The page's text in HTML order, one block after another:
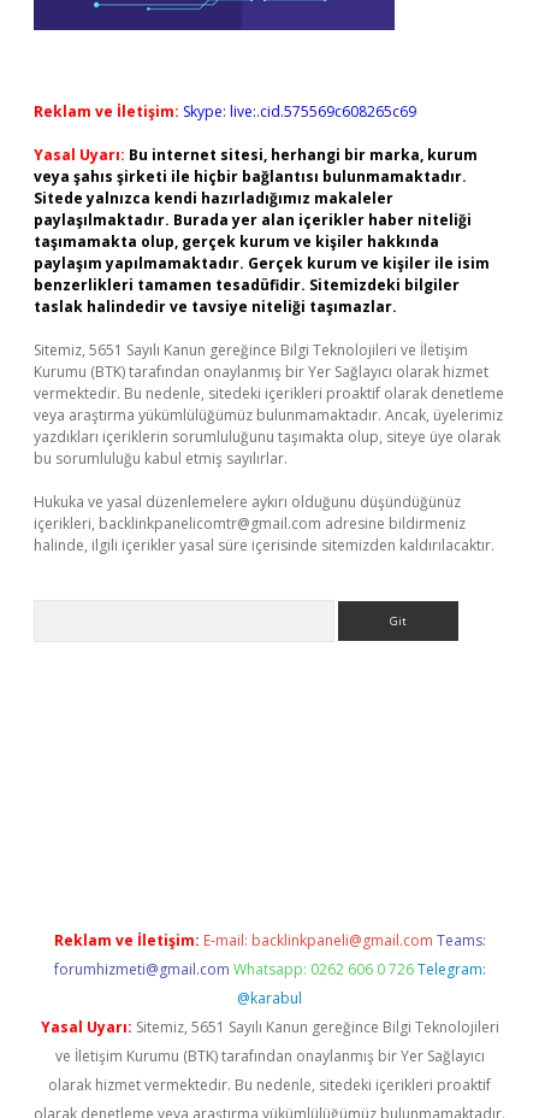
Reklam ve İletişim: Skype: live:.cid.575569c608265c69
Yasal Uyarı: Bu internet sitesi, herhangi bir marka, kurum
veya şahıs şirketi ile hiçbir bağlantısı bulunmamaktadır.
Sitede yalnızca kendi hazırladığımız makaleler
paylaşılmaktadır. Burada yer alan içerikler haber niteliği
taşımamakta olup, gerçek kurum ve kişiler hakkında
paylaşım yapılmamaktadır. Gerçek kurum ve kişiler ile isim
benzerlikleri tamamen tesadüfidir. Sitemizdeki bilgiler
taslak halindedir ve tavsiye niteliği taşımazlar.
Sitemiz, 5651 Sayılı Kanun gereğince Bilgi Teknolojileri ve İletişim
Kurumu (BTK) tarafından onaylanmış bir Yer Sağlayıcı olarak hizmet
vermektedir. Bu nedenle, sitedeki içerikleri proaktif olarak denetleme
veya araştırma yükümlülüğümüz bulunmamaktadır. Ancak, üyelerimiz
yazdıkları içeriklerin sorumluluğunu taşımakta olup, siteye üye olarak
bu sorumluluğu kabul etmiş sayılırlar.
Hukuka ve yasal düzenlemelere aykırı olduğunu düşündüğünüz
içerikleri, backlinkpanelicomtr@gmail.com adresine bildirmeniz
halinde, ilgili içerikler yasal süre içerisinde sitemizden kaldırılacaktır.
Reklam ve İletişim: E-mail: backlinkpaneli@gmail.com Teams:
forumhizmeti@gmail.com Whatsapp: 0262 606 0 726 Telegram:
@karabul
Yasal Uyarı: Sitemiz, 5651 Sayılı Kanun gereğince Bilgi Teknolojileri
ve İletişim Kurumu (BTK) tarafından onaylanmış bir Yer Sağlayıcı
olarak hizmet vermektedir. Bu nedenle, sitedeki içerikleri proaktif
olarak denetleme veya araştırma yükümlülüğümüz bulunmamaktadır.